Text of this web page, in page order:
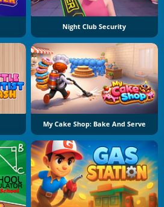
Night Club Security
My Cake Shop: Bake And Serve